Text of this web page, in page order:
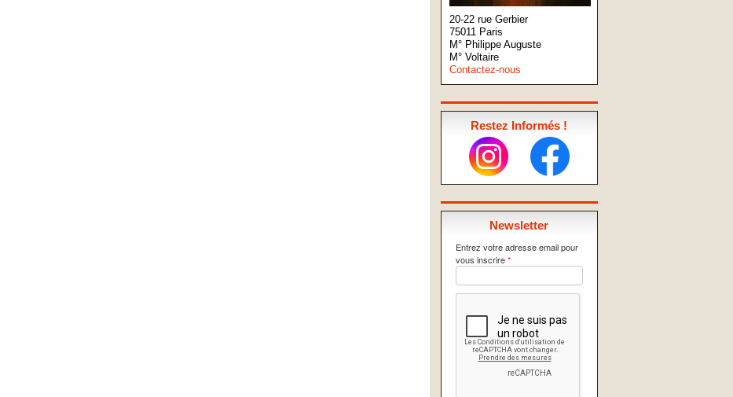
20-22 rue Gerbier
75011 Paris
M° Philippe Auguste
M° Voltaire
Contactez-nous
Restez Informés !
Newsletter
Entrez votre adresse email pour
vous inscrire*